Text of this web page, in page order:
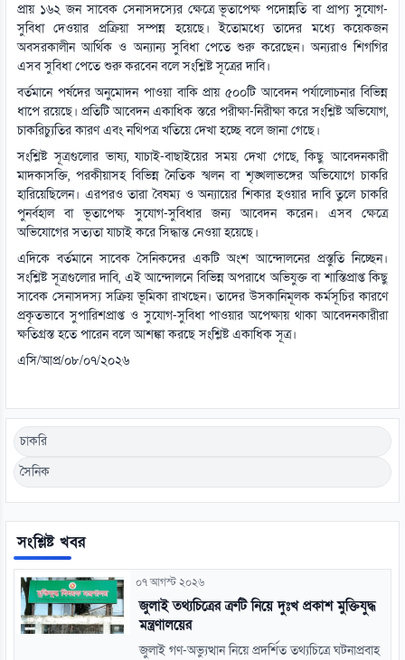
প্রায় ১৬২ জন সাবেক সেনাসদস্যের ক্ষেত্রে ভূতাপেক্ষ পদোন্নতি বা প্রাপ্য সুযোগ-
সুবিধা দেওয়ার প্রক্রিয়া সম্পন্ন হয়েছে। ইতোমধ্যে তাদের মধ্যে কয়েকজন
অবসরকালীন আর্থিক ও অন্যান্য সুবিধা পেতে শুরু করেছেন। অন্যরাও শিগগির
এসব সুবিধা পেতে শুরু করবেন বলে সংশ্লিষ্ট সূত্রের দাবি।
বর্তমানে পর্ষদের অনুমোদন পাওয়া বাকি প্রায় ৫০০টি আবেদন পর্যালোচনার বিভিন্ন
ধাপে রয়েছে। প্রতিটি আবেদন একাধিক স্তরে পরীক্ষা-নিরীক্ষা করে সংশ্লিষ্ট অভিযোগ,
চাকরিচ্যুতির কারণ এবং নথিপত্র খতিয়ে দেখা হচ্ছে বলে জানা গেছে।
সংশ্লিষ্ট সূত্রগুলোর ভাষ্য, যাচাই-বাছাইয়ের সময় দেখা গেছে, কিছু আবেদনকারী
মাদকাসক্তি, পরকীয়াসহ বিভিন্ন নৈতিক স্খলন বা শৃঙ্খলাভঙ্গের অভিযোগে চাকরি
হারিয়েছিলেন। এরপরও তারা বৈষম্য ও অন্যায়ের শিকার হওয়ার দাবি তুলে চাকরি
পুনর্বহাল বা ভূতাপেক্ষ সুযোগ-সুবিধার জন্য আবেদন করেন। এসব ক্ষেত্রে
অভিযোগের সত্যতা যাচাই করে সিদ্ধান্ত নেওয়া হয়েছে।
এদিকে বর্তমানে সাবেক সৈনিকদের একটি অংশ আন্দোলনের প্রস্তুতি নিচ্ছেন।
সংশ্লিষ্ট সূত্রগুলোর দাবি, এই আন্দোলনে বিভিন্ন অপরাধে অভিযুক্ত বা শাস্তিপ্রাপ্ত কিছু
সাবেক সেনাসদস্য সক্রিয় ভূমিকা রাখছেন। তাদের উসকানিমূলক কর্মসূচির কারণে
প্রকৃতভাবে সুপারিশপ্রাপ্ত ও সুযোগ-সুবিধা পাওয়ার অপেক্ষায় থাকা আবেদনকারীরা
ক্ষতিগ্রস্ত হতে পারেন বলে আশঙ্কা করছে সংশ্লিষ্ট একাধিক সূত্র।
এসি/আপ্র/০৮/০৭/২০২৬
চাকরি
সৈনিক
সংশ্লিষ্ট খবর
০৭ আগস্ট ২০২৬
জুলাই তথ্যচিত্রের ত্রুটি নিয়ে দুঃখ প্রকাশ মুক্তিযুদ্ধ
মন্ত্রণালয়ের
জুলাই গণ-অভ্যুত্থান নিয়ে প্রদর্শিত তথ্যচিত্রে ঘটনাপ্রবাহ